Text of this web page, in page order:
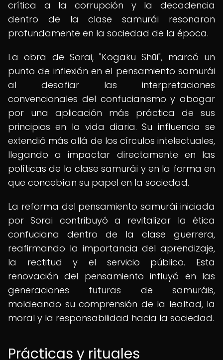
crítica a la corrupción y la decadencia
dentro de la clase samurái resonaron
profundamente en la sociedad de la época.
La obra de Sorai, "Kogaku Shūi", marcó un
punto de inflexión en el pensamiento samurái
al desafiar las interpretaciones
convencionales del confucianismo y abogar
por una aplicación más práctica de sus
principios en la vida diaria. Su influencia se
extendió más allá de los círculos intelectuales,
llegando a impactar directamente en las
políticas de la clase samurái y en la forma en
que concebían su papel en la sociedad.
La reforma del pensamiento samurái iniciada
por Sorai contribuyó a revitalizar la ética
confuciana dentro de la clase guerrera,
reafirmando la importancia del aprendizaje,
la rectitud y el servicio público. Esta
renovación del pensamiento influyó en las
generaciones futuras de samuráis,
moldeando su comprensión de la lealtad, la
moral y la responsabilidad hacia la sociedad.
Prácticas y rituales